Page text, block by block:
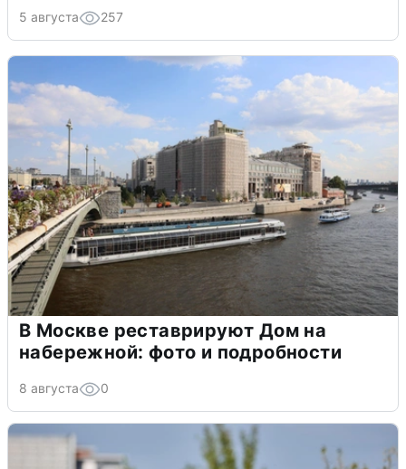
5 августа 257
В Москве реставрируют Дом на
набережной: фото и подробности
8 августа 0